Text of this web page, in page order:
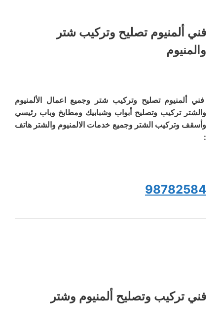
فني ألمنيوم تصليح وتركيب شتر
والمنيوم
فني ألمنيوم تصليح وتركيب شتر وجميع اعمال الألمنيوم
والشتر تركيب وتصليح أبواب وشبابيك ومطابخ وباب رئيسي
وأسقف وتركيب الشتر وجميع خدمات الالمنيوم والشتر هاتف
:
98782584
فني تركيب وتصليح ألمنيوم وشتر